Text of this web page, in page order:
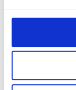
21/02/2025